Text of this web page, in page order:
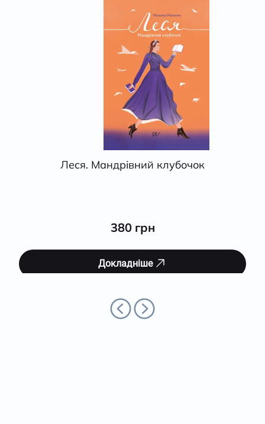
Леся. Мандрівний клубочок
380 грн
Докладніше